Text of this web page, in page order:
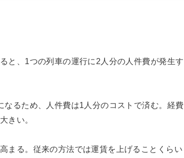
と、1つの列車の運行に2人分の人件費が発生す
るため、人件費は1人分のコストで済む。経費
きい。
まる。従来の方法では運賃を上げることくらい